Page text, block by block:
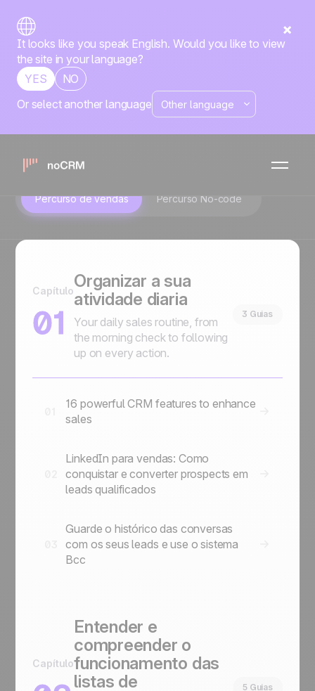
It looks like you speak English. Would you like to view
the site in your language?
YES
NO
Or select another language
noCRM Academy
Percurso de vendas Percurso No-code
Capítulo
01
Organizar a sua
atividade diaria
Your daily sales routine, from
the morning check to following
up on every action.
3 Guias
16 powerful CRM features to enhance
sales
LinkedIn para vendas: Como
conquistar e converter prospects em
leads qualificados
Guarde o histórico das conversas
com os seus leads e use o sistema
Bcc
Capítulo
Entender e
compreender o
funcionamento das
listas de
5 Guias